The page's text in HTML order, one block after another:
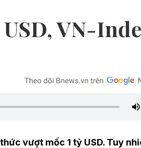
VN-
vượt mốc 1 tỷ USD. Tuy